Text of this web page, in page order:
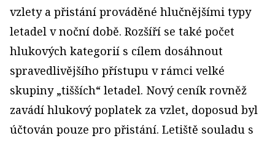
vzlety a přistání prováděné hlučnějšími typy
letadel v noční době. Rozšíří se také počet
hlukových kategorií s cílem dosáhnout
spravedlivějšího přístupu v rámci velké
skupiny „tišších“ letadel. Nový ceník rovněž
zavádí hlukový poplatek za vzlet, doposud byl
účtován pouze pro přistání. Letiště souladu s